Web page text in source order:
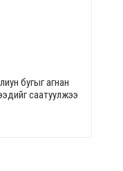
бугыг агнан
саатуулжээ